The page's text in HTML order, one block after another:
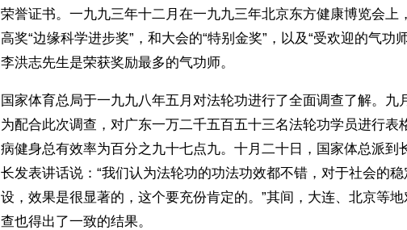
荣誉证书。一九九三年十二月在一九九三年北京东方健康博览会上
高奖“边缘科学进步奖”，和大会的“特别金奖”，以及“受欢迎的气功
李洪志先生是荣获奖励最多的气功师。
国家体育总局于一九九八年五月对法轮功进行了全面调查了解。九
为配合此次调查，对广东一万二千五百五十三名法轮功学员进行表
病健身总有效率为百分之九十七点九。十月二十日，国家体总派到
长发表讲话说：“我们认为法轮功的功法功效都不错，对于社会的
设，效果是很显著的，这个要充份肯定的。”其间，大连、北京等
查也得出了一致的结果。